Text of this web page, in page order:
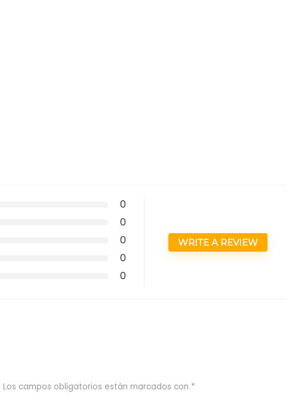
0
0
0
0
0
WRITE A REVIEW
Los campos obligatorios están marcados con *